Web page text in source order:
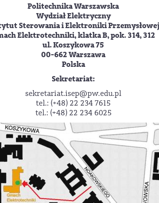
Politechnika Warszawska
Wydział Elektryczny
Sterowania i Elektroniki
Elektrotechniki, klatka B, pok. 314, 312
ul. Koszykowa 75
00-662 Warszawa
Polska
Sekretariat:
sekretariat.isep@pw.edu.pl
tel.: (+48) 22 234 7615
tel.: (+48) 22 234 6025